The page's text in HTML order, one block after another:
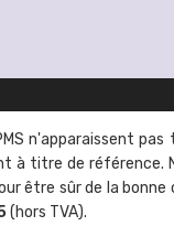
n'apparaissent
à titre de référence.
être sûr de la bonne
(hors TVA).